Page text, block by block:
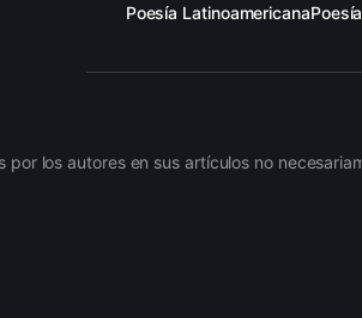
Poesía Latinoamericana
los autores en sus artículos no